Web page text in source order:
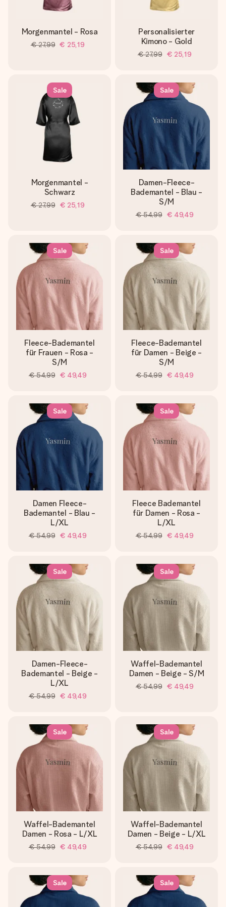
Morgenmantel - Rosa
€ 27,99 € 25,19
Personalisierter
Kimono - Gold
€ 27,99 € 25,19
Sale
Morgenmantel -
Schwarz
€ 27,99 € 25,19
Sale
Damen-Fleece-
Bademantel - Blau -
S/M
€ 54,99 € 49,49
Sale
Fleece-Bademantel
für Frauen - Rosa -
S/M
€ 54,99 € 49,49
Sale
Fleece-Bademantel
für Damen - Beige -
S/M
€ 54,99 € 49,49
Sale
Damen Fleece-
Bademantel - Blau -
L/XL
€ 54,99 € 49,49
Sale
Fleece Bademantel
für Damen - Rosa -
L/XL
€ 54,99 € 49,49
Sale
Damen-Fleece-
Bademantel - Beige -
L/XL
€ 54,99 € 49,49
Sale
Waffel-Bademantel
Damen - Beige - S/M
€ 54,99 € 49,49
Sale
Waffel-Bademantel
Damen - Rosa - L/XL
€ 54,99 € 49,49
Sale
Waffel-Bademantel
Damen - Beige - L/XL
€ 54,99 € 49,49
Sale Sale